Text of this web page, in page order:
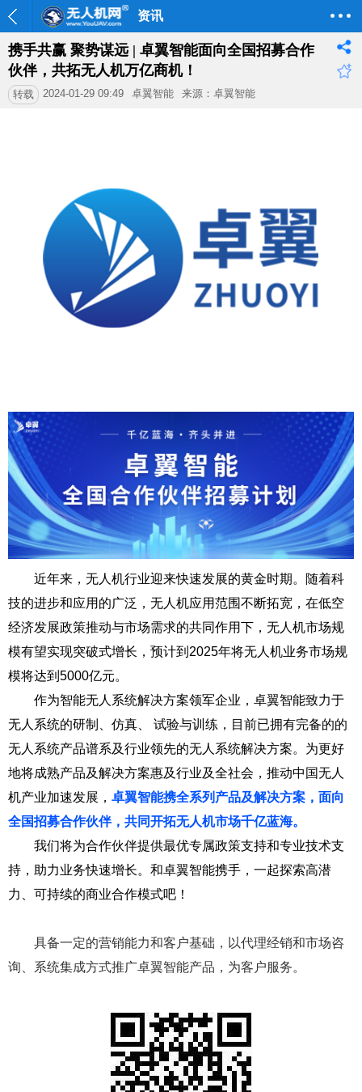
资讯
携手共赢 聚势谋远 | 卓翼智能面向全国招募合作
伙伴，共拓无人机万亿商机！
转载 2024-01-29 09:49 卓翼智能 来源：卓翼智能
近年来，无人机行业迎来快速发展的黄金时期。随着科
技的进步和应用的广泛，无人机应用范围不断拓宽，在低空
经济发展政策推动与市场需求的共同作用下，无人机市场规
模有望实现突破式增长，预计到2025年将无人机业务市场规
模将达到5000亿元。
作为智能无人系统解决方案领军企业，卓翼智能致力于
无人系统的研制、仿真、 试验与训练，目前已拥有完备的的
无人系统产品谱系及行业领先的无人系统解决方案。为更好
地将成熟产品及解决方案惠及行业及全社会，推动中国无人
机产业加速发展， 卓翼智能携全系列产品及解决方案，面向
全国招募合作伙伴，共同开拓无人机市场千亿蓝海。
我们将为合作伙伴提供最优专属政策支持和专业技术支
持，助力业务快速增长。和卓翼智能携手，一起探索高潜
力、可持续的商业合作模式吧！
具备一定的营销能力和客户基础，以代理经销和市场咨
询、系统集成方式推广卓翼智能产品，为客户服务。